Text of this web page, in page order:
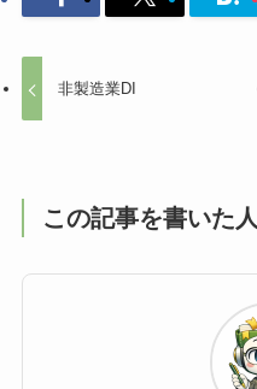
非製造業DI
この記事を書いた人